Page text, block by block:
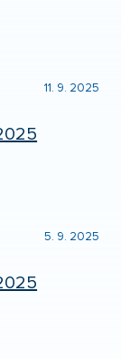
11. 9. 2025
5. 9. 2025